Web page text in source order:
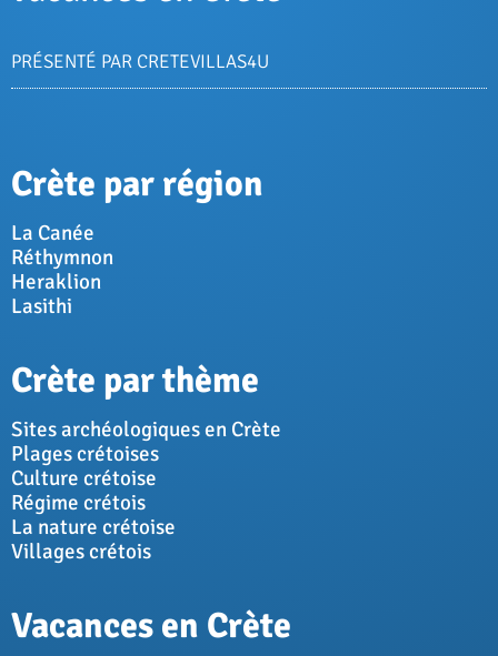
PRÉSENTÉ PAR CRETEVILLAS4U
Crète par région
La Canée
Réthymnon
Heraklion
Lasithi
Crète par thème
Sites archéologiques en Crète
Plages crétoises
Culture crétoise
Régime crétois
La nature crétoise
Villages crétois
Vacances en Crète